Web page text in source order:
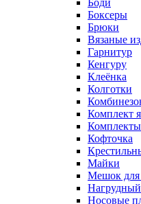
Боди
Боксеры
Брюки
Вязаные
Гарнитур
Кенгуру
Клеёнка
Колготки
Комплект
Комплекты
Кофточка
Майки
Мешок для
Носовые